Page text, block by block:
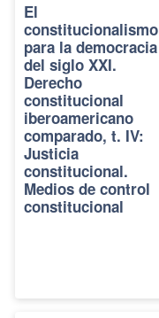
El
constitucionalismo
para la democracia
del siglo XXI.
Derecho
constitucional
iberoamericano
comparado, t. IV:
Justicia
constitucional.
Medios de control
constitucional